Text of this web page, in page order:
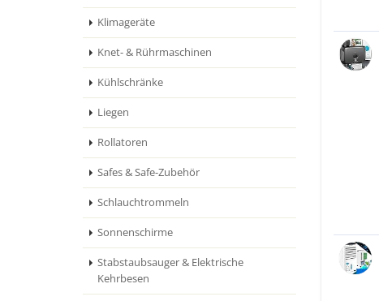
Klimageräte
Knet- & Rührmaschinen
Kühlschränke
Liegen
Rollatoren
Safes & Safe-Zubehör
Schlauchtrommeln
Sonnenschirme
Stabstaubsauger & Elektrische
Kehrbesen